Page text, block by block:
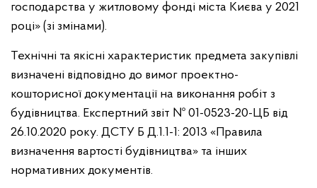
господарства у житловому фонді міста Києва у 2021
році» (зі змінами).
Технічні та якісні характеристик предмета закупівлі
визначені відповідно до вимог проектно-
кошторисної документації на виконання робіт з
будівництва. Експертний звіт № 01-0523-20-ЦБ від
26.10.2020 року. ДСТУ Б Д.1.1-1: 2013 «Правила
визначення вартості будівництва» та інших
нормативних документів.